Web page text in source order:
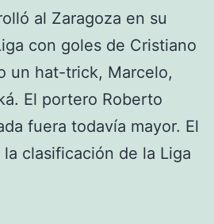
al Zaragoza en su
con goles de Cristiano
un hat-trick, Marcelo,
El portero Roberto
fuera todavía mayor. El
clasificación de la Liga